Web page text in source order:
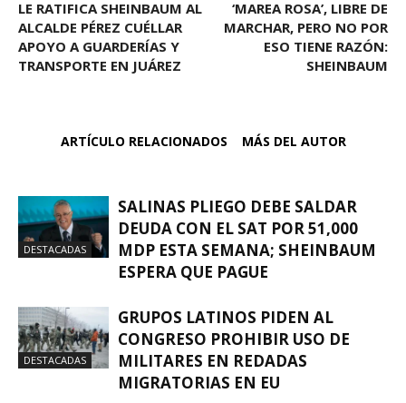
LE RATIFICA SHEINBAUM AL
ALCALDE PÉREZ CUÉLLAR
APOYO A GUARDERÍAS Y
TRANSPORTE EN JUÁREZ
‘MAREA ROSA’, LIBRE DE
MARCHAR, PERO NO POR
ESO TIENE RAZÓN:
SHEINBAUM
ARTÍCULO RELACIONADOS MÁS DEL AUTOR
DESTACADAS
SALINAS PLIEGO DEBE SALDAR
DEUDA CON EL SAT POR 51,000
MDP ESTA SEMANA; SHEINBAUM
ESPERA QUE PAGUE
DESTACADAS
GRUPOS LATINOS PIDEN AL
CONGRESO PROHIBIR USO DE
MILITARES EN REDADAS
MIGRATORIAS EN EU